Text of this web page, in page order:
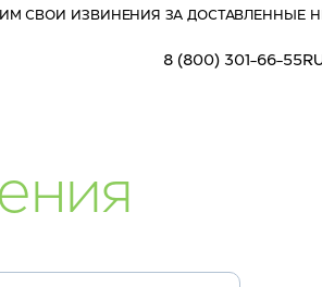
СВОИ ИЗВИНЕНИЯ ЗА ДОСТАВЛЕННЫЕ
8 (800) 301-66-55